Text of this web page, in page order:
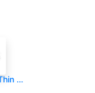
CL600W-AC Thin Client Box